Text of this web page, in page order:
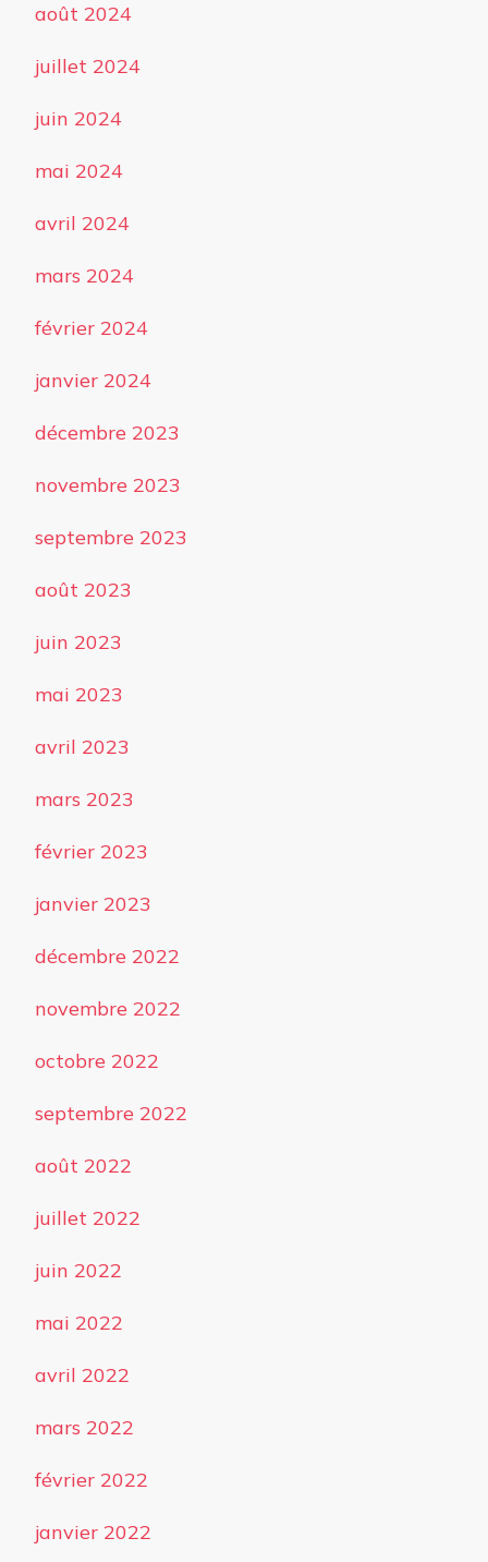
août 2024
juillet 2024
juin 2024
mai 2024
avril 2024
mars 2024
février 2024
janvier 2024
décembre 2023
novembre 2023
septembre 2023
août 2023
juin 2023
mai 2023
avril 2023
mars 2023
février 2023
janvier 2023
décembre 2022
novembre 2022
octobre 2022
septembre 2022
août 2022
juillet 2022
juin 2022
mai 2022
avril 2022
mars 2022
février 2022
janvier 2022